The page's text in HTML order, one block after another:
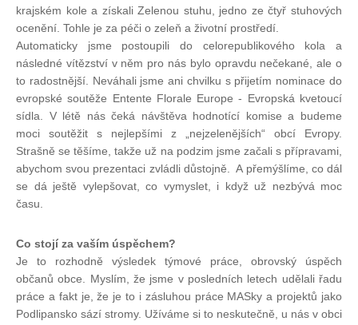
krajském kole a získali Zelenou stuhu, jedno ze čtyř stuhových
ocenění. Tohle je za péči o zeleň a životní prostředí.
Automaticky jsme postoupili do celorepublikového kola a
následné vítězství v něm pro nás bylo opravdu nečekané, ale o
to radostnější. Neváhali jsme ani chvilku s přijetím nominace do
evropské soutěže Entente Florale Europe - Evropská kvetoucí
sídla. V létě nás čeká návštěva hodnotící komise a budeme
moci soutěžit s nejlepšími z „nejzelenějších“ obcí Evropy.
Strašně se těšíme, takže už na podzim jsme začali s přípravami,
abychom svou prezentaci zvládli důstojně. A přemýšlíme, co dál
se dá ještě vylepšovat, co vymyslet, i když už nezbývá moc
času.
Co stojí za vaším úspěchem?
Je to rozhodně výsledek týmové práce, obrovský úspěch
občanů obce. Myslím, že jsme v posledních letech udělali řadu
práce a fakt je, že je to i zásluhou práce MASky a projektů jako
Podlipansko sází stromy. Užíváme si to neskutečně, u nás v obci